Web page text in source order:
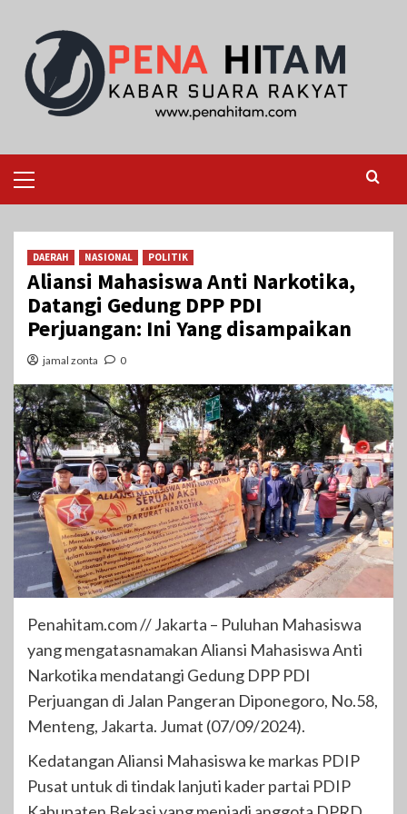
content
Menu
DAERAH NASIONAL POLITIK
Aliansi Mahasiswa Anti Narkotika,
Datangi Gedung DPP PDI
Perjuangan: Ini Yang disampaikan
jamal zonta 0
Penahitam.com // Jakarta – Puluhan Mahasiswa
yang mengatasnamakan Aliansi Mahasiswa Anti
Narkotika mendatangi Gedung DPP PDI
Perjuangan di Jalan Pangeran Diponegoro, No.58,
Menteng, Jakarta. Jumat (07/09/2024).
Kedatangan Aliansi Mahasiswa ke markas PDIP
Pusat untuk di tindak lanjuti kader partai PDIP